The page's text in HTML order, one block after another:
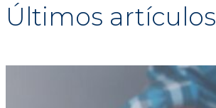
Últimos artículos